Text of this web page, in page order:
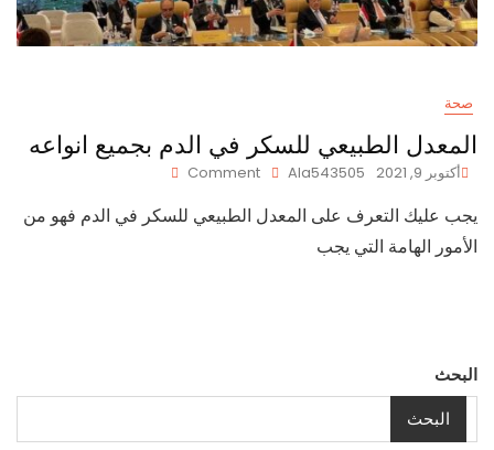
صحة
المعدل الطبيعي للسكر في الدم بجميع انواعه
أكتوبر 9, 2021 Ala543505
Comment
الطبيعي
يجب عليك التعرف على المعدل الطبيعي للسكر في الدم فهو من
الأمور الهامة التي يجب
البحث
البحث